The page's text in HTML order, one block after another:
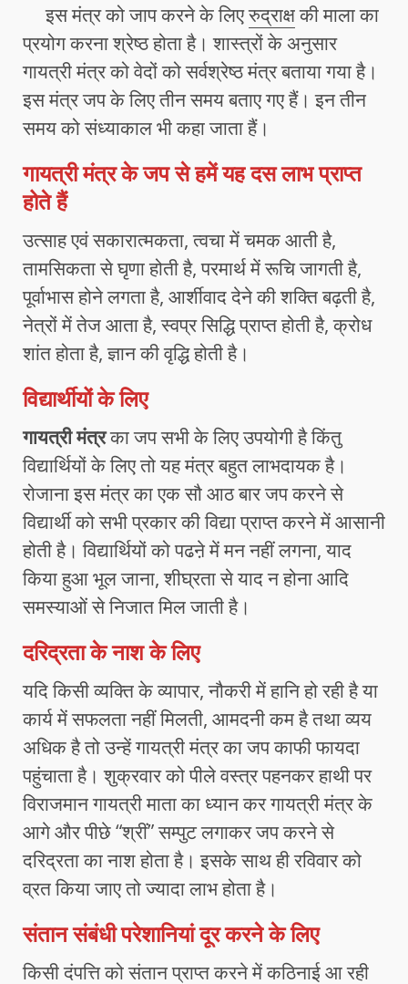
इस मंत्र को जाप करने के लिएरुद्राक्षकी माला का
प्रयोग करना श्रेष्ठ होता है। शास्त्रों के अनुसार
गायत्री मंत्र को वेदों को सर्वश्रेष्ठ मंत्र बताया गया है।
इस मंत्र जप के लिए तीन समय बताए गए हैं। इन तीन
समय को संध्याकाल भी कहा जाता हैं।
गायत्री मंत्र के जप से हमें यह दस लाभ प्राप्त
होते हैं
उत्साह एवं सकारात्मकता, त्वचा में चमक आती है,
तामसिकता से घृणा होती है, परमार्थ में रूचि जागती है,
पूर्वाभास होने लगता है, आर्शीवाद देने की शक्ति बढ़ती है,
नेत्रों में तेज आता है, स्वप्र सिद्धि प्राप्त होती है, क्रोध
शांत होता है, ज्ञान की वृद्धि होती है।
विद्यार्थीयों के लिए
गायत्री मंत्रका जप सभी के लिए उपयोगी है किंतु
विद्यार्थियों के लिए तो यह मंत्र बहुत लाभदायक है।
रोजाना इस मंत्र का एक सौ आठ बार जप करने से
विद्यार्थी को सभी प्रकार की विद्या प्राप्त करने में आसानी
होती है। विद्यार्थियों को पढऩे में मन नहीं लगना, याद
किया हुआ भूल जाना, शीघ्रता से याद न होना आदि
समस्याओं से निजात मिल जाती है।
दरिद्रता के नाश के लिए
यदि किसी व्यक्ति के व्यापार, नौकरी में हानि हो रही है या
कार्य में सफलता नहीं मिलती, आमदनी कम है तथा व्यय
अधिक है तो उन्हें गायत्री मंत्र का जप काफी फायदा
पहुंचाता है। शुक्रवार को पीले वस्त्र पहनकर हाथी पर
विराजमान गायत्री माता का ध्यान कर गायत्री मंत्र के
आगे और पीछे “श्रीं” सम्पुट लगाकर जप करने से
दरिद्रता का नाश होता है। इसके साथ ही रविवार को
व्रत किया जाए तो ज्यादा लाभ होता है।
संतान संबंधी परेशानियां दूर करने के लिए
किसी दंपत्ति को संतान प्राप्त करने में कठिनाई आ रही